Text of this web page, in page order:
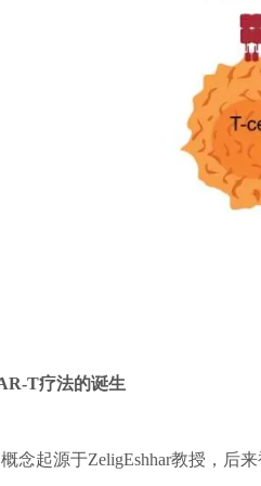
T疗法的诞生
起源于ZeligEshhar教授，后来